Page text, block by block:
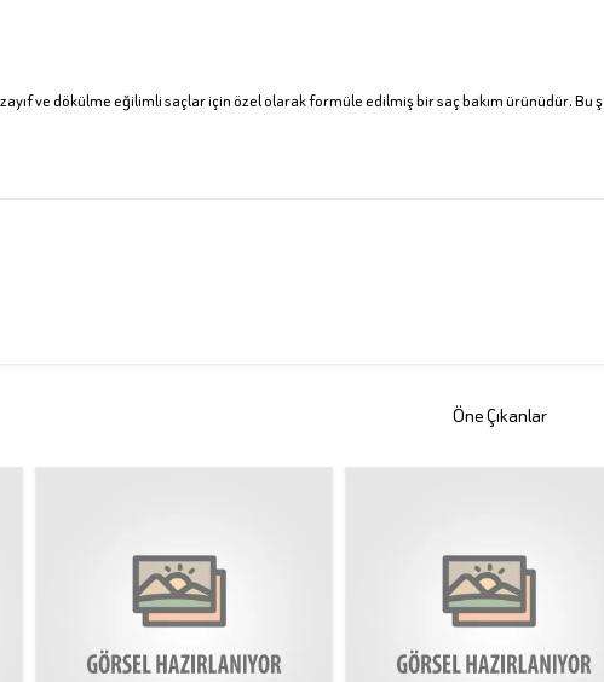
ve dökülme eğilimli saçlar için özel olarak formüle edilmiş bir saç bakım ürünüdür. Bu ş
Öne Çıkanlar